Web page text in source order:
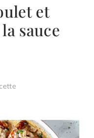
et
sauce